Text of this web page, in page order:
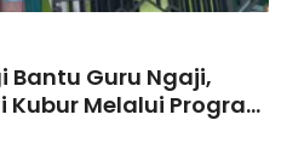
Bantu Guru Ngaji,
Melalui Program